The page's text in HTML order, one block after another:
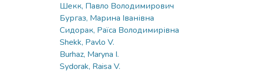
Шекк, Павло Володимирович
Бургаз, Марина Іванівна
Сидорак, Раїса Володимирівна
Shekk, Pavlo V.
Burhaz, Maryna I.
Sydorak, Raisa V.